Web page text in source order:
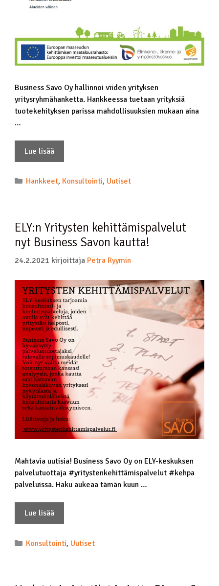
Business Savo Oy hallinnoi viiden yrityksen
yritysryhmähanketta. Hankkeessa tuetaan yrityksiä
tuotekehityksen parissa mahdollisuuksien mukaan aina
…
Lue lisää
Hankkeet, Konsultointi, Uutiset
ELY:n Yritysten kehittämispalvelut
nyt Business Savon kautta!
24.2.2021 kirjoittaja Petra Ryymin
Mahtavia uutisia! Business Savo Oy on ELY-keskuksen
palvelutuottaja #yritystenkehittämispalvelut #kehpa
palveluissa. Haku aukeaa tämän kuun …
Lue lisää
Konsultointi, Uutiset